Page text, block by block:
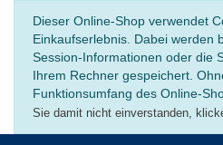
Dieser Online-Shop verwendet
Einkaufserlebnis. Dabei werden
Session-Informationen oder die
Ihrem Rechner gespeichert.
Funktionsumfang des Online-
Sie damit nicht einverstanden,